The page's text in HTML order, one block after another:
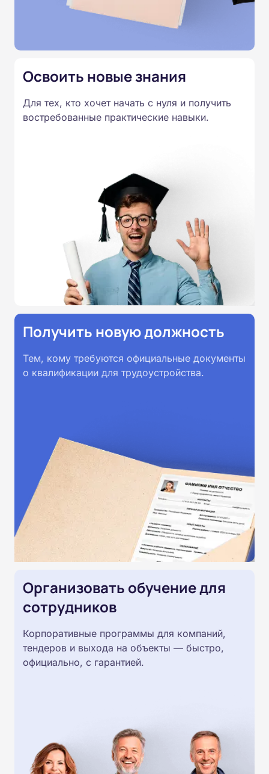
Освоить новые знания
Для тех, кто хочет начать с нуля и получить
востребованные практические навыки.
Получить новую должность
Тем, кому требуются официальные документы
о квалификации для трудоустройства.
Организовать обучение для
сотрудников
Корпоративные программы для компаний,
тендеров и выхода на объекты — быстро,
официально, с гарантией.